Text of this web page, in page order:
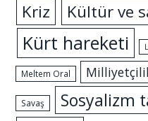
Kriz Kültür ve
Kürt hareketi
Meltem Oral
Savaş Sosyalizm